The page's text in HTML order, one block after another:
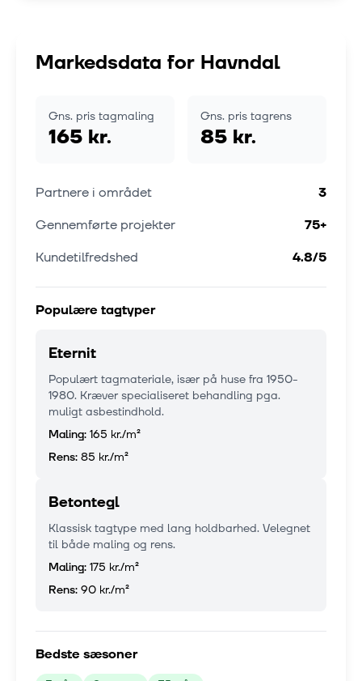
Markedsdata for Havndal
Gns. pris tagmaling
165 kr.
Gns. pris tagrens
85 kr.
Partnere i området
3
Gennemførte projekter
75+
Kundetilfredshed
4.8/5
Populære tagtyper
Eternit
Populært tagmateriale, især på huse fra 1950-
1980. Kræver specialiseret behandling pga.
muligt asbestindhold.
Maling: 165 kr./m²
Rens: 85 kr./m²
Betontegl
Klassisk tagtype med lang holdbarhed. Velegnet
til både maling og rens.
Maling: 175 kr./m²
Rens: 90 kr./m²
Bedste sæsoner